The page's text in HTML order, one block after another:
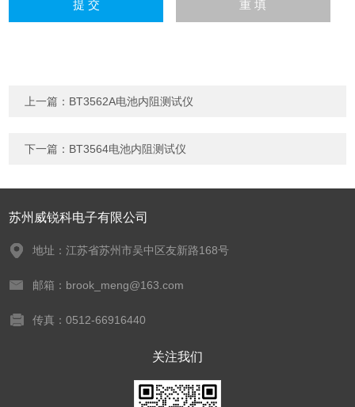
上一篇： BT3562A电池内阻测试仪
下一篇： BT3564电池内阻测试仪
苏州威锐科电子有限公司
地址：江苏省苏州市吴中区友新路168号
邮箱：brook_meng@163.com
传真：0512-66916440
关注我们